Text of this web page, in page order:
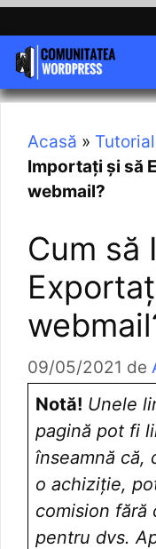
Acasă »
Importați și să
webmail?
Cum să
09/05/2021 de
Notă! Unele
pagină pot fi
înseamnă că,
o achiziție,
comision fără
pentru dvs.